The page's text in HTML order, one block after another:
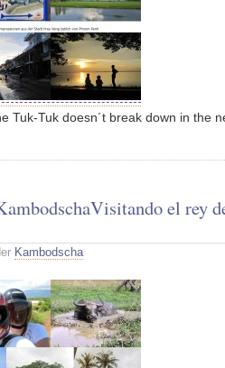
Tuk-Tuk doesn´t break down in the
Visitando el rey
Kambodscha